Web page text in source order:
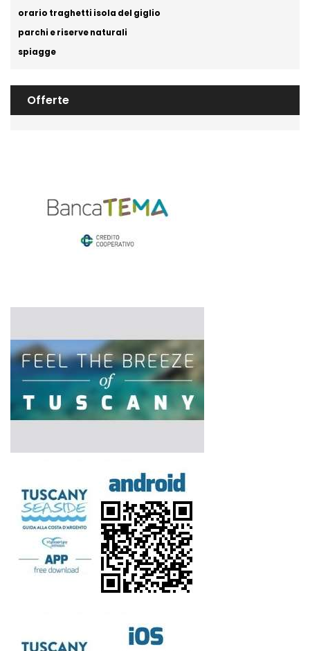
orario traghetti isola del giglio
parchi e riserve naturali
spiagge
Offerte